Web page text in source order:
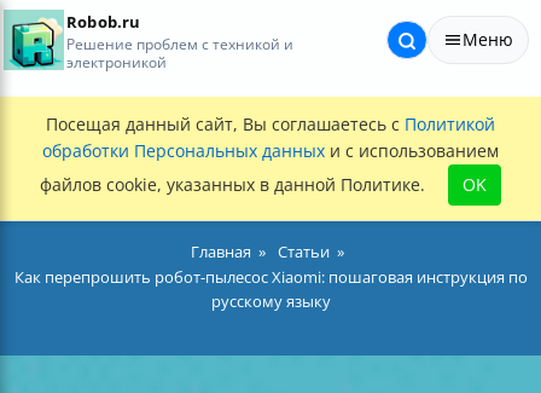
Robob.ru
Решение проблем с техникой и
электроникой
Меню
Посещая данный сайт, Вы соглашаетесь с Политикой
обработки Персональных данных и с использованием
файлов cookie, указанных в данной Политике.
OK
Главная
Статьи
Как перепрошить робот-пылесос Xiaomi: пошаговая инструкция по
русскому языку